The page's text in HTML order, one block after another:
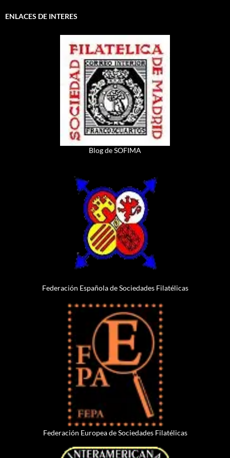
ENLACES DE INTERES
Blog de SOFIMA
Federación Española de Sociedades Filatélicas
Federación Europea de Sociedades Filatélicas